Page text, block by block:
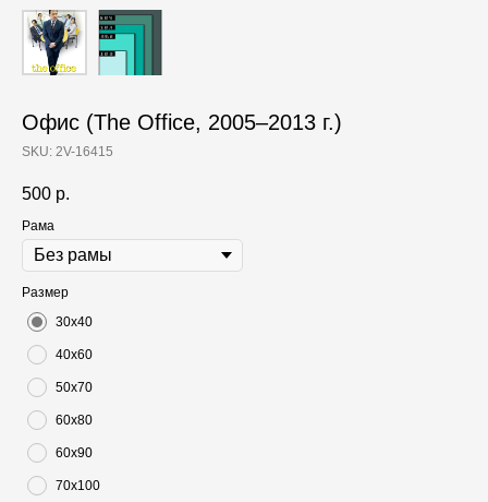
Офис (The Office, 2005–2013 г.)
SKU: 2V-16415
500 р.
Рама
Размер
30х40
40х60
50х70
60х80
60х90
70х100